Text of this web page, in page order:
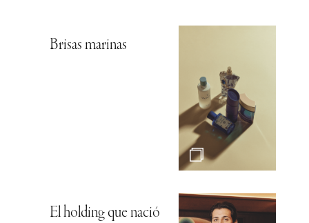
Brisas marinas
El holding que nació